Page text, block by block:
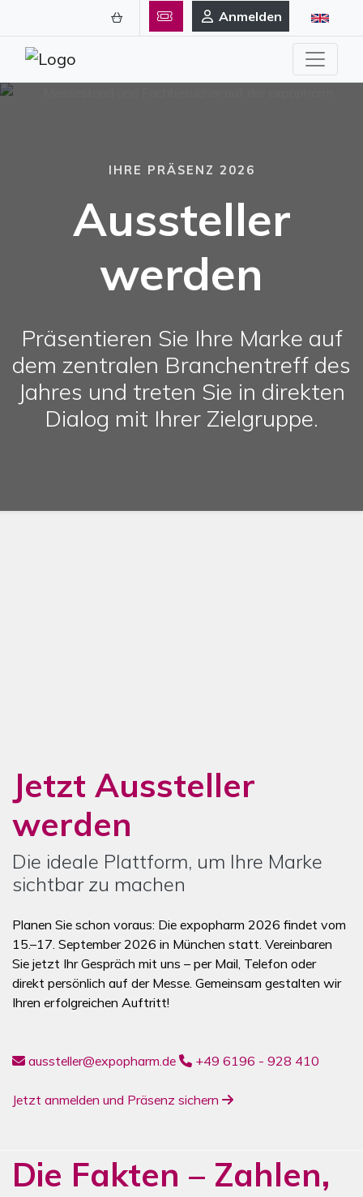
Anmelden
IHRE PRÄSENZ 2026
Aussteller
werden
Präsentieren Sie Ihre Marke auf
dem zentralen Branchentreff des
Jahres und treten Sie in direkten
Dialog mit Ihrer Zielgruppe.
Jetzt Aussteller
werden
Die ideale Plattform, um Ihre Marke
sichtbar zu machen
Planen Sie schon voraus: Die expopharm 2026 findet vom
15.–17. September 2026 in München statt. Vereinbaren
Sie jetzt Ihr Gespräch mit uns – per Mail, Telefon oder
direkt persönlich auf der Messe. Gemeinsam gestalten wir
Ihren erfolgreichen Auftritt!
aussteller@expopharm.de +49 6196 - 928 410
Jetzt anmelden und Präsenz sichern (PDF, öffnet in neuem
Die Fakten – Zahlen,